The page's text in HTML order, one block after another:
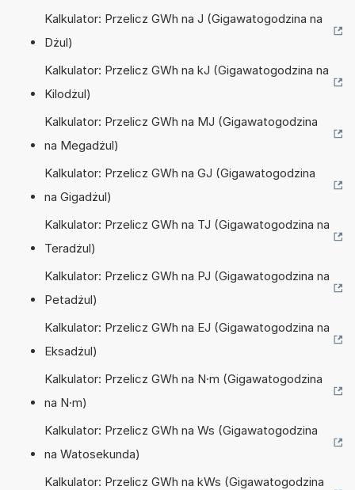
Kalkulator: Przelicz GWh na J (Gigawatogodzina na
Dżul)
Kalkulator: Przelicz GWh na kJ (Gigawatogodzina na
Kilodżul)
Kalkulator: Przelicz GWh na MJ (Gigawatogodzina
na Megadżul)
Kalkulator: Przelicz GWh na GJ (Gigawatogodzina
na Gigadżul)
Kalkulator: Przelicz GWh na TJ (Gigawatogodzina na
Teradżul)
Kalkulator: Przelicz GWh na PJ (Gigawatogodzina na
Petadżul)
Kalkulator: Przelicz GWh na EJ (Gigawatogodzina na
Eksadżul)
Kalkulator: Przelicz GWh na N·m (Gigawatogodzina
na N·m)
Kalkulator: Przelicz GWh na Ws (Gigawatogodzina
na Watosekunda)
Kalkulator: Przelicz GWh na kWs (Gigawatogodzina